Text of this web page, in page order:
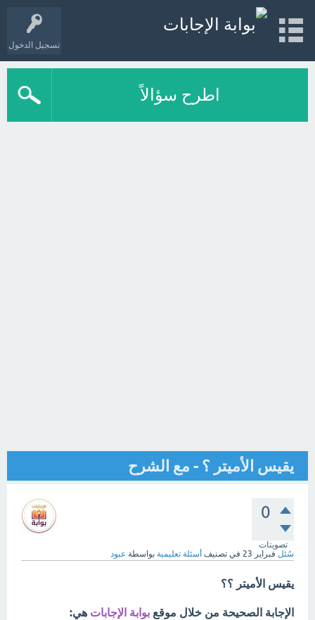
تسجيل الدخول
اطرح سؤالاً
يقيس الأميتر ؟ - مع الشرح
0
تصويتات
سُئل فبراير 23 في تصنيف أسئلة تعليمية بواسطة عبود
يقيس الأميتر ؟؟
الإجابة الصحيحة من خلال موقع بوابة الإجابات هي: